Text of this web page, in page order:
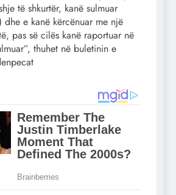
të shkurtër, kanë sulmuar
dhe e kanë kërcënuar me një
pas së cilës kanë raportuar në
thuhet në buletinin e